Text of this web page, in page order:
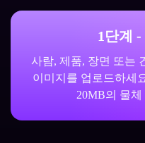
1단계
사람, 제품, 장면 또는
이미지를 업로드하세
20MB의 물